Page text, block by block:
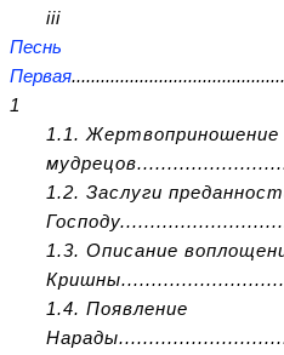
iii
Песнь
Первая
1
1.1. Жертвоприношение
1.2. Заслуги
1.3. Описание
1.4. Появление